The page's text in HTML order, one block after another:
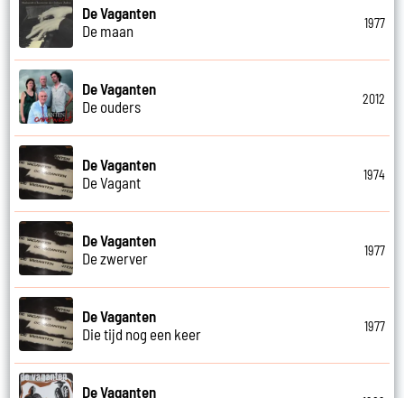
De Vaganten
De maan
1977
De Vaganten
De ouders
2012
De Vaganten
De Vagant
1974
De Vaganten
De zwerver
1977
De Vaganten
Die tijd nog een keer
1977
De Vaganten